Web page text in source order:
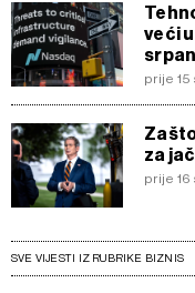
veći
prije 15
za
prije 16
SVE VIJESTI IZ RUBRIKE BIZNIS